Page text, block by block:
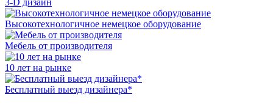
Высокотехнологичное немецкое оборудование
Мебель от производителя
10 лет на рынке
Бесплатный выезд дизайнера*